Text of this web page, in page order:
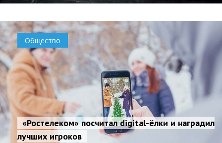
Общество
«Ростелеком» посчитал digital-ёлки и наградил
лучших игроков